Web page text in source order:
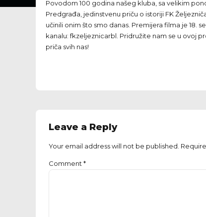
Povodom 100 godina našeg kluba, sa velikim
Predgrađa, jedinstvenu priču o istoriji FK
učinili onim što smo danas. Premijera filma je 18.
kanalu: fkzeljeznicarbl. Pridružite nam se u ovoj
priča svih nas!
Leave a Reply
Your email address will not be published.
Comment *